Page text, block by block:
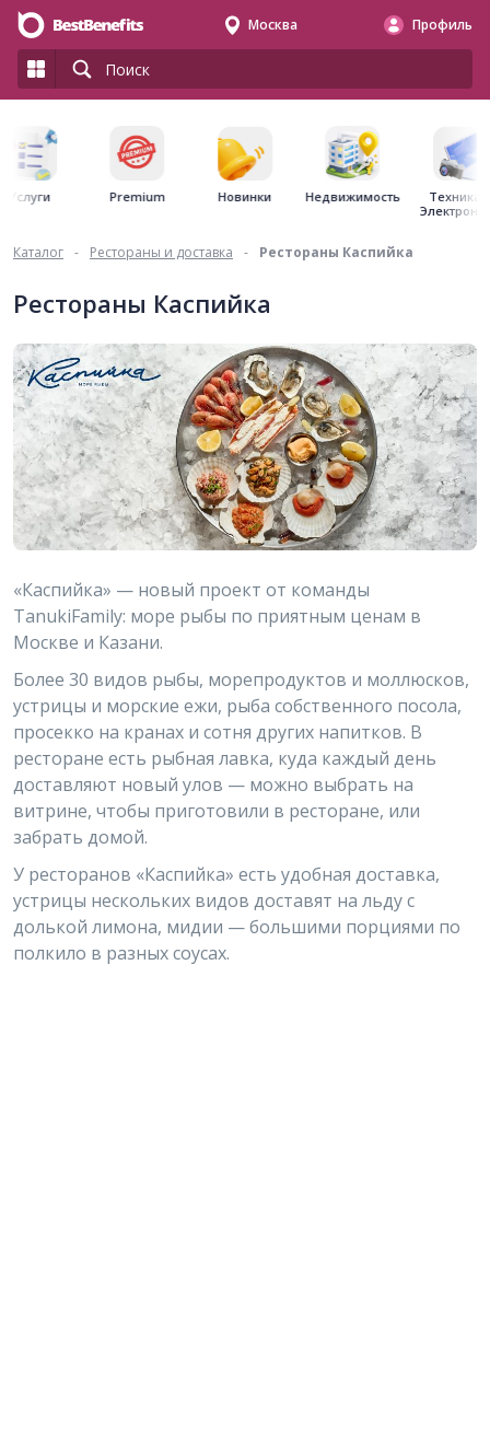
Москва Профиль
Услуги Premium Новинки Недвижимость
Техника
Каталог - Рестораны и доставка - Рестораны Каспийка
Рестораны Каспийка
«Каспийка» — новый проект от команды
TanukiFamily: море рыбы по приятным ценам в
Москве и Казани.
Более 30 видов рыбы, морепродуктов и моллюсков,
устрицы и морские ежи, рыба собственного посола,
просекко на кранах и сотня других напитков. В
ресторане есть рыбная лавка, куда каждый день
доставляют новый улов — можно выбрать на
витрине, чтобы приготовили в ресторане, или
забрать домой.
У ресторанов «Каспийка» есть удобная доставка,
устрицы нескольких видов доставят на льду с
долькой лимона, мидии — большими порциями по
полкило в разных соусах.